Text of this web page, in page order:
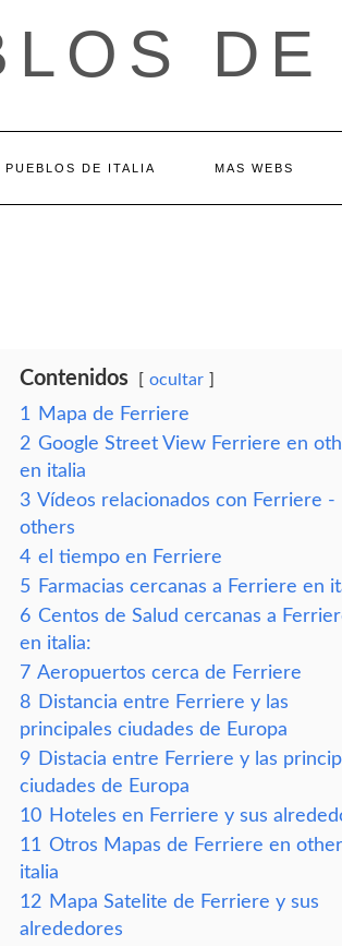
PUEBLOS DE ITALIA MAS WEBS
Contenidos ocultar
1
Mapa de Ferriere
2 Google Street View Ferriere en
en italia
3 Vídeos relacionados con Ferriere -
others
4 el tiempo en Ferriere
5 Farmacias cercanas a Ferriere en
6 Centos de Salud cercanas a
en italia:
7 Aeropuertos cerca de Ferriere
8 Distancia entre Ferriere y las
principales ciudades de Europa
9 Distacia entre Ferriere y las
ciudades de Europa
10 Hoteles en Ferriere y sus
11 Otros Mapas de Ferriere en
italia
12 Mapa Satelite de Ferriere y sus
alrededores